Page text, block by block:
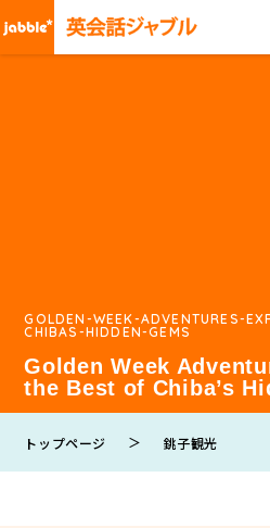
GOLDEN-WEEK-ADVENTURES-
CHIBAS-HIDDEN-GEMS
Golden Week
the Best of Chiba’s
トップページ ＞ 銚子観光